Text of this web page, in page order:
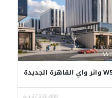
مكتب للبيع 183م في مول W55 واتر واي القاهرة الجديدة